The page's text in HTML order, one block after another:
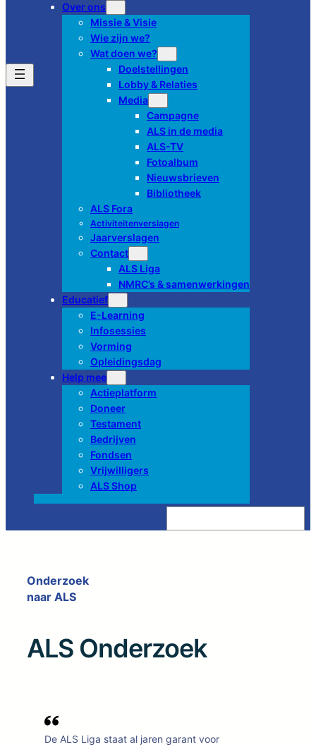
Over ons
Missie & Visie
Wie zijn we?
Wat doen we?
Doelstellingen
Lobby & Relaties
Media
Campagne
ALS in de media
ALS-TV
Fotoalbum
Nieuwsbrieven
Bibliotheek
ALS Fora
Activiteitenverslagen
Jaarverslagen
Contact
ALS Liga
NMRC’s & samenwerkingen
Educatief
E-Learning
Infosessies
Vorming
Opleidingsdag
Help mee
Actieplatform
Doneer
Testament
Bedrijven
Fondsen
Vrijwilligers
ALS Shop
Z
e
Onderzoek
naar ALS
ALS Onderzoek
De ALS Liga staat al jaren garant voor